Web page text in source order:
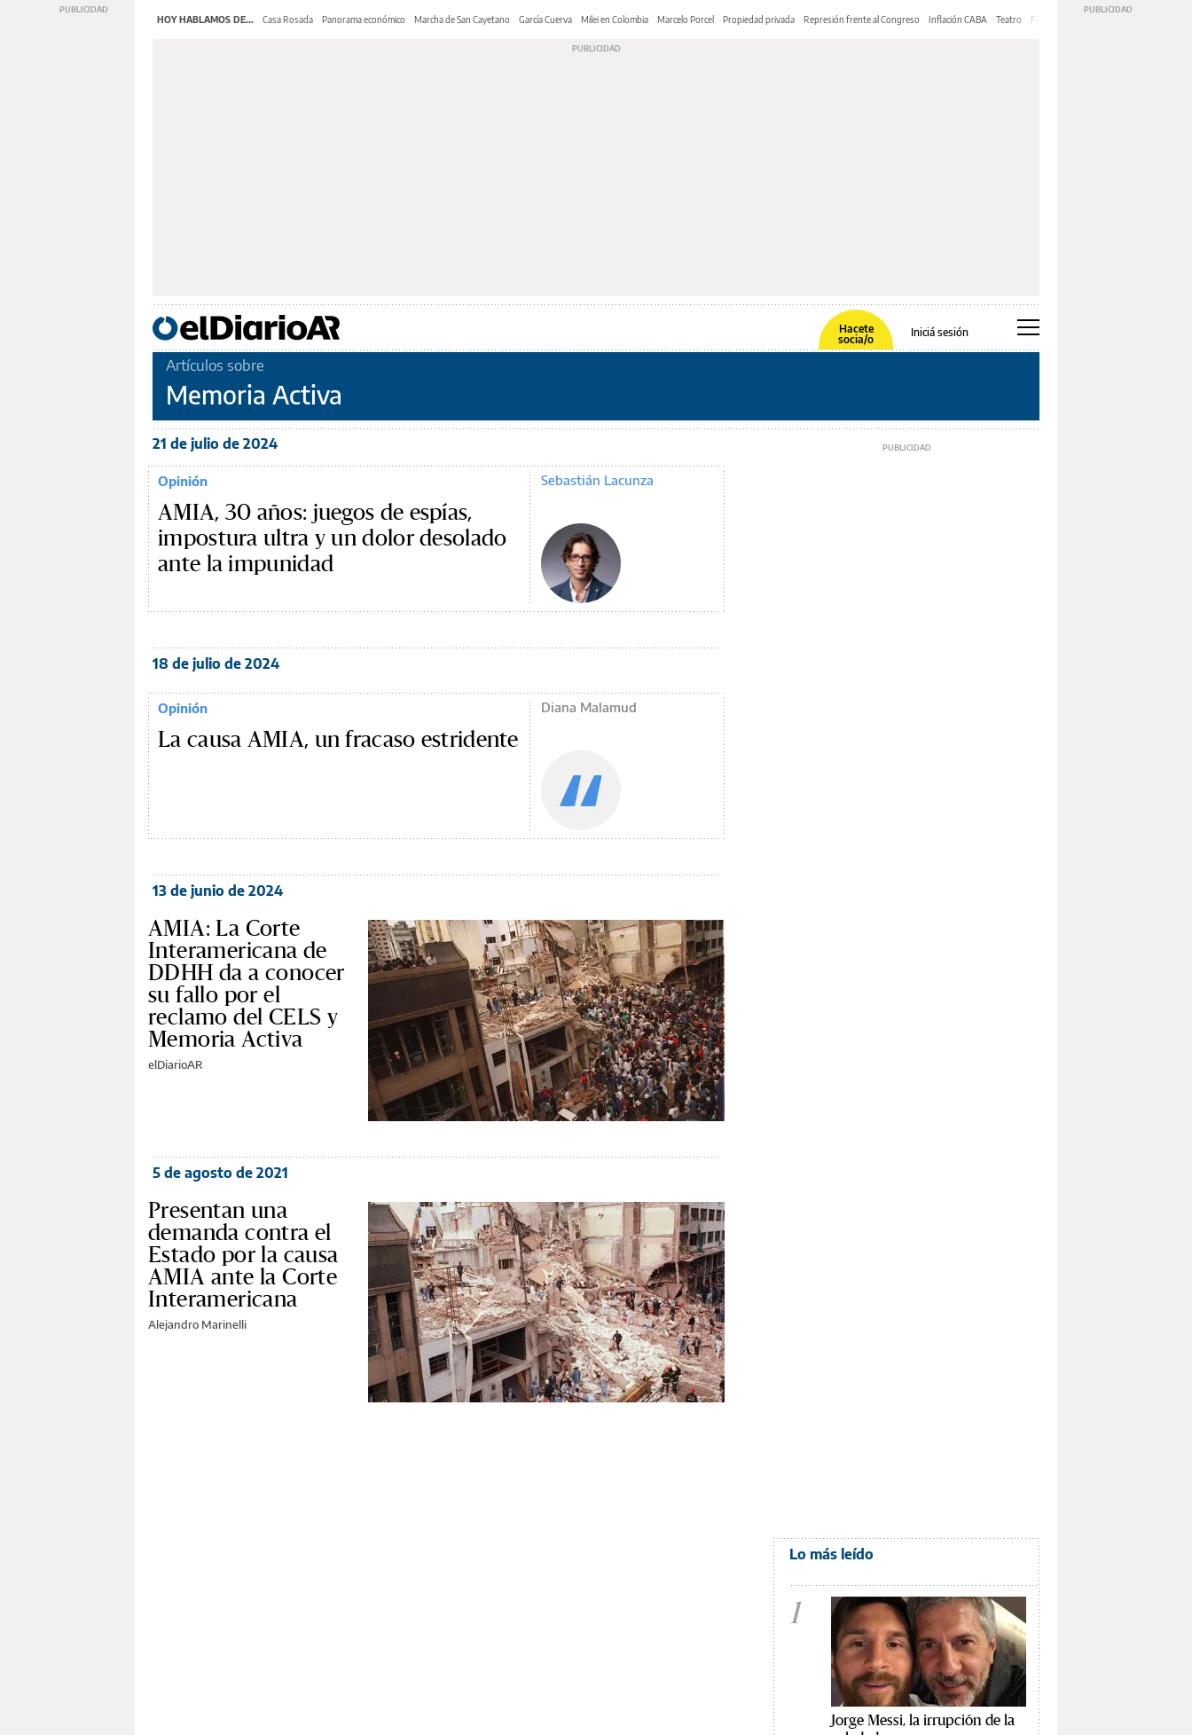
HOY HABLAMOS DE... Casa Rosada Panorama económico Marcha de San Cayetano García Cuerva Milei en Colombia Marcelo Porcel Propiedad privada Represión frente al Congreso Inflación CABA Teatro Feria de Editores
Hacete
socia/o
Iniciá sesión
Artículos sobre
Memoria Activa
21 de julio de 2024
Opinión
AMIA, 30 años: juegos de espías,
impostura ultra y un dolor desolado
ante la impunidad
Sebastián Lacunza
18 de julio de 2024
Opinión
La causa AMIA, un fracaso estridente
Diana Malamud
13 de junio de 2024
AMIA: La Corte
Interamericana de
DDHH da a conocer
su fallo por el
reclamo del CELS y
Memoria Activa
elDiarioAR
5 de agosto de 2021
Presentan una
demanda contra el
Estado por la causa
AMIA ante la Corte
Interamericana
Alejandro Marinelli
Lo más leído
1
Jorge Messi, la irrupción de la